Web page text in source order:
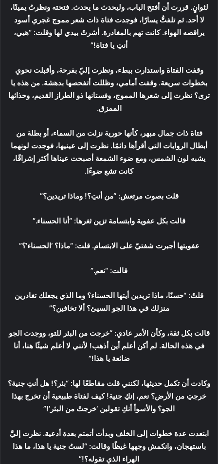
لثوانٍ. قررت أن أفتح الباب، وليحدث ما يحدث. فتحته ونظرتُ يمينًا،
لا أحد. ثم تلفتُّ يسارًا، فوجدت فتاة ذات شعر مموج غجري أسود
يراقصه الهواء. كانت تهم بالمغادرة. أشرتُ بيدي لها وقلت: “هيي،
أنتِ يا فتاة!”
وقفت الفتاة واستدارت ببطء، ونظرت إليّ بفرحة، وأقبلت نحوي
بخطوات سريعة. وقفت أمامي، وظللت أتفحصها بدهشة. من هذه يا
ترى؟ نظرت إلى شعرها المموج، وفستانها ذو الطراز القديم، وحذائها
الممزق.
فتاة ذات جمال مبهر، كأنها حورية نزلت من السماء، أو بطلة من
أبطال الروايات التي أقرأها دائمًا. نظرت إلى عينيها، فوجدت لونهما
يشبه لون الشمس، ومع ضوء الشمعة أصبحت عيناها أكثر إشراقًا،
كانت تشع ضوءًا.
قلت بصوت مرتعش: “من أنتِ؟! وماذا تريدين؟”
قالت بكل عفوية وابتسامة تزين ثغرها: “أنا الحسناء.”
عفويتها أجبرت شفتيّ على الابتسام. قلت: “ماذا؟ ‘الحسناء’؟”
قالت: “نعم.”
قلتُ: “حسنًا، ماذا تريدين أيتها الحسناء؟ وما الذي يجعلك تغادرين
منزلك في هذا الجو السيئ؟ ألا تخافين؟”
قالت بكل ثقة، وكأن الأمر عادي: “خرجت من البئر للتو، ووجدت الجو
في هذه الحالة. لم أكن أعلم أين أذهب! لأنني لا أعلم شيئًا هنا، أنا
ضائعة يا هذا!”
وكادت أن تكمل حديثها، لكنني قلت مقاطعًا لها: “بئر؟! هل أنتِ جنية؟
خرجتِ من الأرض؟ نعم، إنكِ جنية! كيف لفتاة طبيعية أن تخرج بهذا
الجو؟ والأسوأ أنكِ تقولين ‘خرجتُ من البئر’!”
ابتعدت عدة خطوات إلى الخلف وبدأت أتمتم بعدة أدعية. نظرت إليَّ
باستهجان، وانكمش وجهها غيظًا وقالت: “لستُ جنية يا هذا، ما هذا
الهراء الذي تقوله؟!”